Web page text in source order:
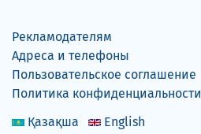
Рекламодателям
Адреса и телефоны
Пользовательское соглашение
Политика конфиденциальности
Қазақша
English